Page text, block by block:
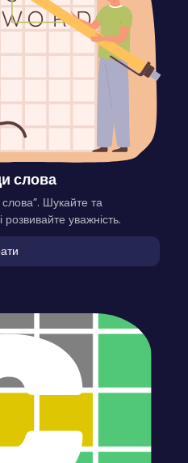
слова
Шукайте та
уважність.